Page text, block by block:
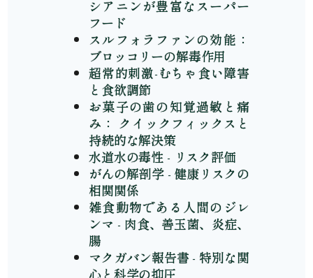
シアニンが豊富なスーパー
フード
スルフォラファンの効能：
ブロッコリーの解毒作用
超常的刺激-むちゃ食い障害
と食欲調節
お菓子の歯の知覚過敏と痛
み： クイックフィックスと
持続的な解決策
水道水の毒性 - リスク評価
がんの解剖学 - 健康リスクの
相関関係
雑食動物である人間のジレ
ンマ - 肉食、善玉菌、炎症、
腸
マクガバン報告書 - 特別な関
心と科学の抑圧